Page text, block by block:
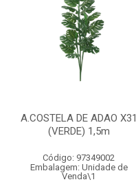
A.COSTELA DE ADAO X31
(VERDE) 1,5m
Código: 97349002
Embalagem: Unidade de
Venda\1